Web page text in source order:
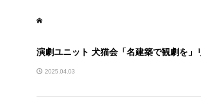
演劇ユニット 犬猫会「名建築で観劇を」
2025.04.03